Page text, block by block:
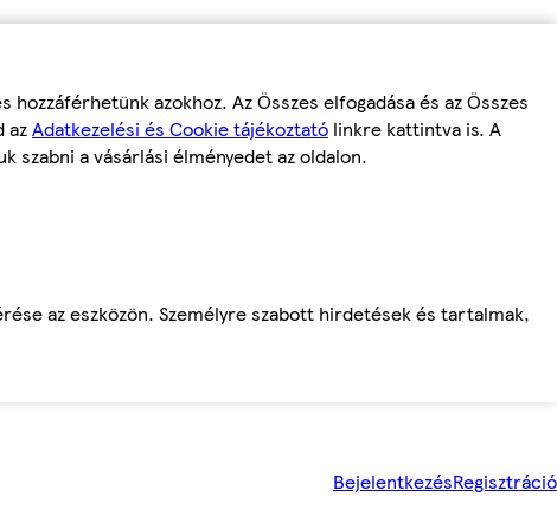
azokhoz. Az Összes elfogadása és az Összes
azAdatkezelési és Cookie tájékoztató linkre kattintva is. A
szabni a vásárlási élményedet az oldalon.
az eszközön. Személyre szabott hirdetések és tartalmak,
BejelentkezésRegisztráció